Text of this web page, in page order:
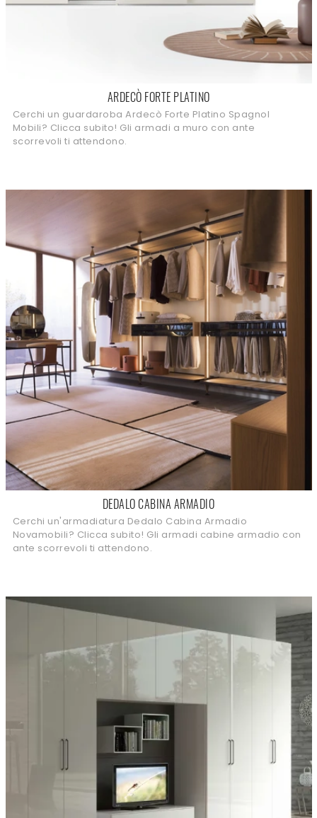
ARDECÒ FORTE PLATINO
Cerchi un guardaroba Ardecò Forte Platino Spagnol
Mobili? Clicca subito! Gli armadi a muro con ante
scorrevoli ti attendono.
DEDALO CABINA ARMADIO
Cerchi un'armadiatura Dedalo Cabina Armadio
Novamobili? Clicca subito! Gli armadi cabine armadio con
ante scorrevoli ti attendono.